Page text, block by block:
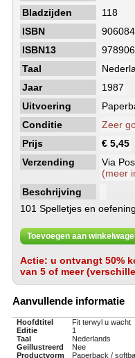
Bladzijden
118
ISBN
ISBN13
Taal
Jaar
1987
Uitvoering
Conditie
Zeer
Prijs
€ 5,45
Verzending
Via
(meer
Beschrijving
101 Spelletjes en
Toevoegen aan
Actie: u ontvangt 50%
van 5 of meer
Aanvullende informatie
Hoofdtitel
Fit terwyl u wacht
Editie
1
Taal
Nederlands
Geillustreerd
Nee
Productvorm
Paperback /